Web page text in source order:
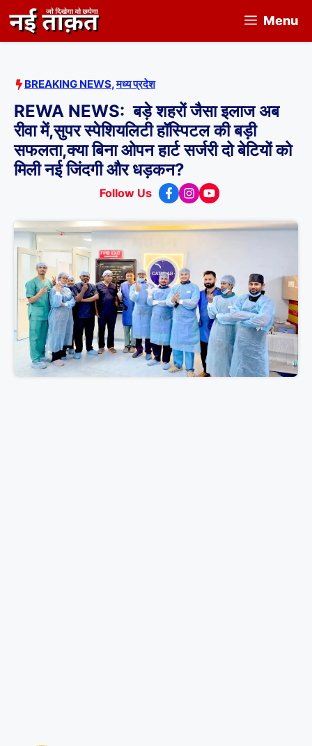
to
content
Menu
BREAKING NEWS,मध्य प्रदेश
REWA NEWS: बड़े शहरों जैसा इलाज अब
रीवा में,सुपर स्पेशियलिटी हॉस्पिटल की बड़ी
सफलता,क्या बिना ओपन हार्ट सर्जरी दो बेटियों को
मिली नई जिंदगी और धड़कन?
Follow Us